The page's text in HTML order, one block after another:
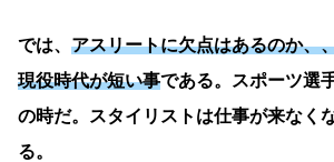
では、 アスリートに欠点はあるのか、
現役時代が短い事である。スポーツ選
の時だ。スタイリストは仕事が来なく
る。